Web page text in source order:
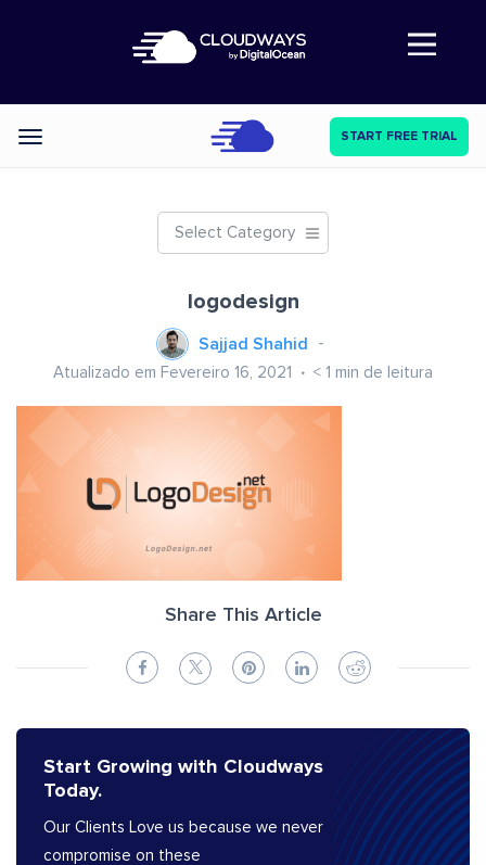
Abre a navegação
Categories START FREE TRIAL
Select Category
logodesign
Sajjad Shahid
Atualizado em Fevereiro 16, 2021 < 1 min de leitura
Share This Article
Start Growing with Cloudways
Today.
Our Clients Love us because we never
compromise on these